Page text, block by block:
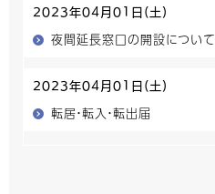
2023年04月01日(土)
夜間延長窓口の開設について
2023年04月01日(土)
転居・転入・転出届